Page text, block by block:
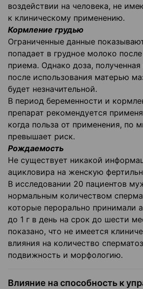
воздействии на человека, не
к клиническому применению.
Кормление грудью
Ограниченные данные
попадает в грудное молоко
приема. Однако доза,
после использования матерью
будет незначительной.
В период беременности и
препарат рекомендуется
когда польза от применения, по
превышает риск.
Рождаемость
Не существует никакой
ацикловира на женскую
В исследовании 20 пациентов
нормальным количеством
которые перорально принимали
до 1 г в день на срок до шести
показано, что не имеется
влияния на количество
подвижность и морфологию.
Влияние на способность к